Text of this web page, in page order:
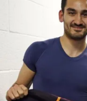
PLUSICON
Primer equipo
Femenino
plusicon
más